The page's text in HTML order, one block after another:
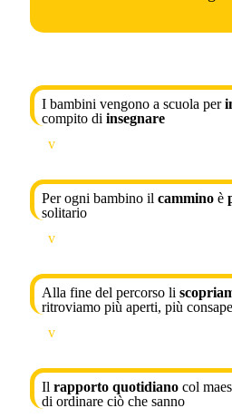
I bambini vengono a scuola per
compito di insegnare
v
Per ogni bambino il cammino è
solitario
v
Alla fine del percorso li
ritroviamo più aperti, più
v
Il rapporto quotidiano col
di ordinare ciò che sanno